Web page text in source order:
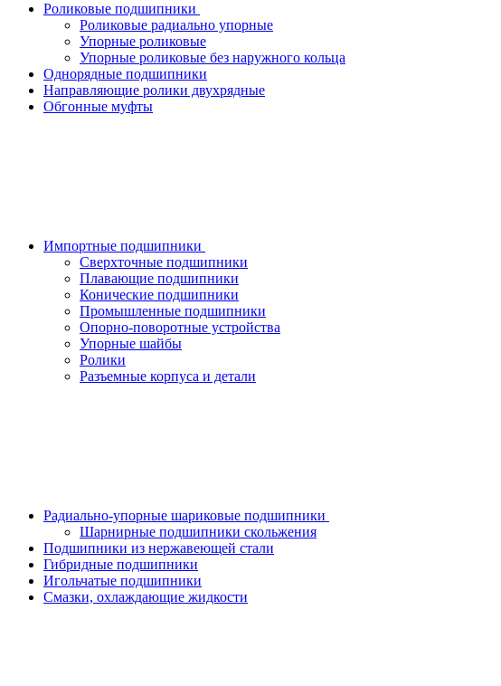
Роликовые подшипники
Роликовые радиально упорные
Упорные роликовые
Упорные роликовые без наружного кольца
Однорядные подшипники
Направляющие ролики двухрядные
Обгонные муфты
Импортные подшипники
Сверхточные подшипники
Плавающие подшипники
Конические подшипники
Промышленные подшипники
Опорно-поворотные устройства
Упорные шайбы
Ролики
Разъемные корпуса и детали
Радиально-упорные шариковые подшипники
Шарнирные подшипники скольжения
Подшипники из нержавеющей стали
Гибридные подшипники
Игольчатые подшипники
Смазки, охлаждающие жидкости